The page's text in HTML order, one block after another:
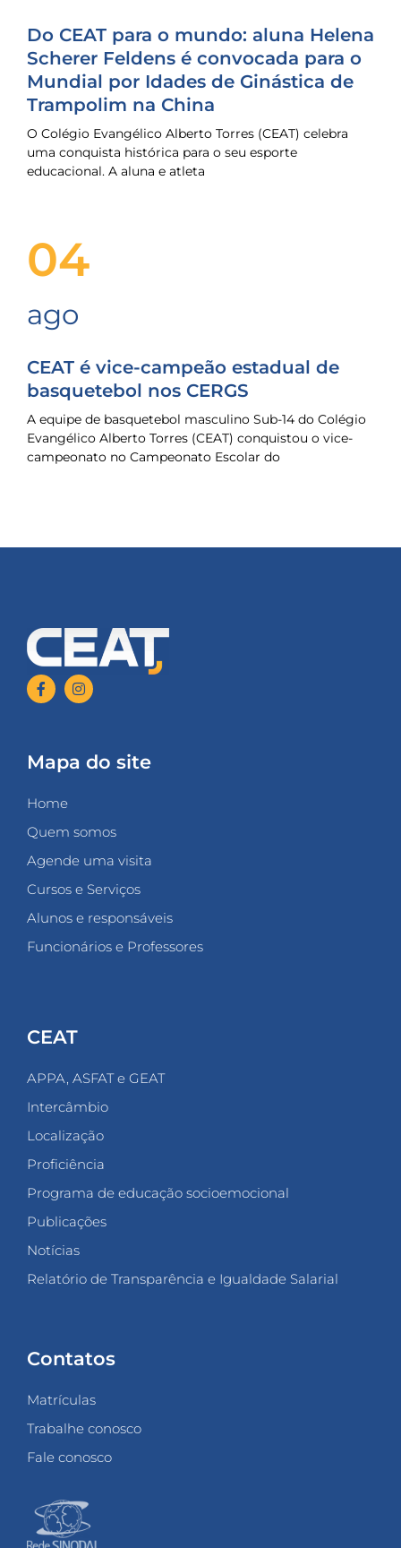
Do CEAT para o mundo: aluna Helena
Scherer Feldens é convocada para o
Mundial por Idades de Ginástica de
Trampolim na China
O Colégio Evangélico Alberto Torres (CEAT) celebra
uma conquista histórica para o seu esporte
educacional. A aluna e atleta
04
ago
CEAT é vice-campeão estadual de
basquetebol nos CERGS
A equipe de basquetebol masculino Sub-14 do Colégio
Evangélico Alberto Torres (CEAT) conquistou o vice-
campeonato no Campeonato Escolar do
Mapa do site
Home
Quem somos
Agende uma visita
Cursos e Serviços
Alunos e responsáveis
Funcionários e Professores
CEAT
APPA, ASFAT e GEAT
Intercâmbio
Localização
Proficiência
Programa de educação socioemocional
Publicações
Notícias
Relatório de Transparência e Igualdade Salarial
Contatos
Matrículas
Trabalhe conosco
Fale conosco